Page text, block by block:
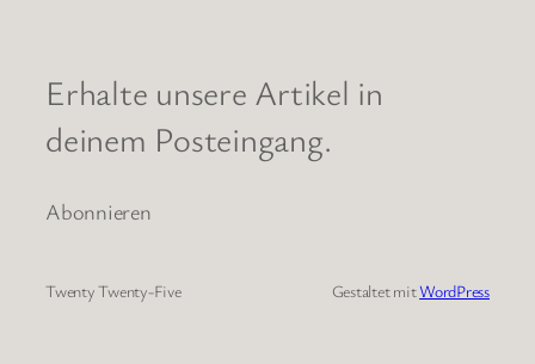
Erhalte unsere Artikel in
deinem Posteingang.
Abonnieren
Twenty Twenty-Five Gestaltet mitWordPress